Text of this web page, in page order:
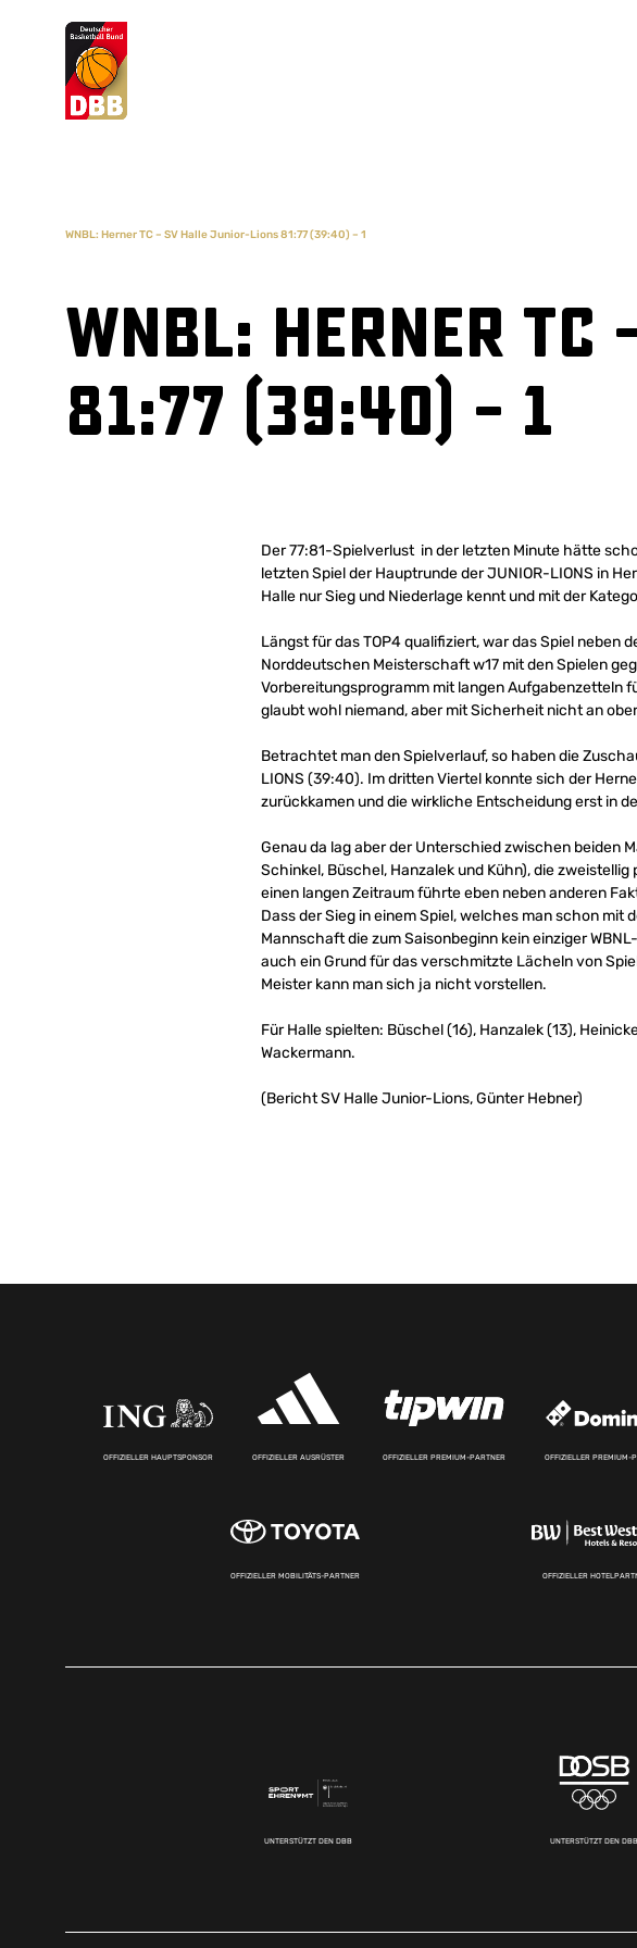
Suchvorschläge
WNBL: Herner TC – SV Halle Junior-Lions 81:77 (39:40) – 1
WNBL: Herner
81:77 (39:40) – 1
Der 77:81-Spielverlust in der letzten Minute hätte
letzten Spiel der Hauptrunde der JUNIOR-LIONS in
Halle nur Sieg und Niederlage kennt und mit der
Längst für das TOP4 qualifiziert, war das Spiel neben
Norddeutschen Meisterschaft w17 mit den Spielen
Vorbereitungsprogramm mit langen Aufgabenzetteln
glaubt wohl niemand, aber mit Sicherheit nicht an
Betrachtet man den Spielverlauf, so haben die
LIONS (39:40). Im dritten Viertel konnte sich der
zurückkamen und die wirkliche Entscheidung erst in
Genau da lag aber der Unterschied zwischen beiden
Schinkel, Büschel, Hanzalek und Kühn), die
einen langen Zeitraum führte eben neben anderen
Dass der Sieg in einem Spiel, welches man schon
Mannschaft die zum Saisonbeginn kein einziger
auch ein Grund für das verschmitzte Lächeln von
Meister kann man sich ja nicht vorstellen.
Für Halle spielten: Büschel (16), Hanzalek (13),
Wackermann.
(Bericht SV Halle Junior-Lions, Günter Hebner)
OFFIZIELLER HAUPTSPONSOR OFFIZIELLER AUSRÜSTER OFFIZIELLER PREMIUM-PARTNER OFFIZIELLER PREMIUM-
OFFIZIELLER MOBILITÄTS-PARTNER OFFIZIELLER
UNTERSTÜTZT DEN DBB UNTERSTÜTZT DEN DBB